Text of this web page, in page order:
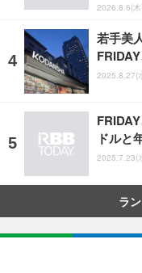
2026.8.6(
若手美
2025.8.27(
ドルと
2025.7.23(
ラ